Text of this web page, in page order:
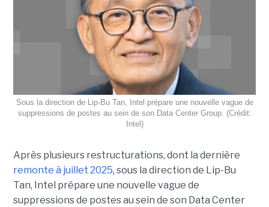
Sous la direction de Lip-Bu Tan, Intel prépare une nouvelle vague de
suppressions de postes au sein de son Data Center Group. (Crédit:
Intel)
Après plusieurs restructurations, dont la dernière
remonte à juillet 2025, sous la direction de Lip-Bu
Tan, Intel prépare une nouvelle vague de
suppressions de postes au sein de son Data Center